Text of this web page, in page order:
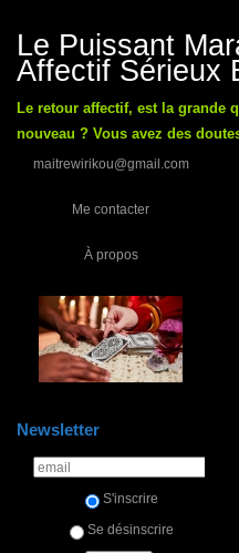
Le Puissant
Affectif Sérieux
Le retour affectif, est la grande
nouveau ? Vous avez des
maitrewirikou@gmail.com
Me contacter
À propos
Newsletter
S'inscrire
Se désinscrire